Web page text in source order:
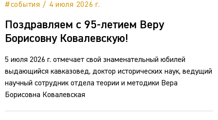
#события / 4 июля 2026 г.
Поздравляем с 95-летием Веру
Борисовну Ковалевскую!
5 июля 2026 г. отмечает свой знаменательный юбилей
выдающийся кавказовед, доктор исторических наук, ведущий
научный сотрудник отдела теории и методики Вера
Борисовна Ковалевская